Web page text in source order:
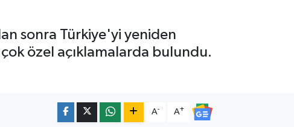
sonra Türkiye'yi yeniden
çok özel açıklamalarda bulundu.
A- A+